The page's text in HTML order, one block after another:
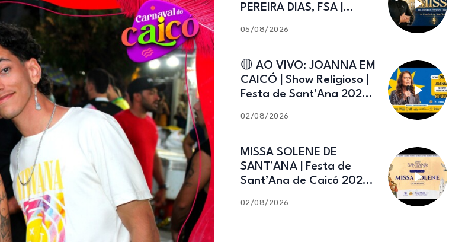
PEREIRA DIAS, FSA |
Caicó-RN
05/08/2026
🔴 AO VIVO: JOANNA EM
CAICÓ | Show Religioso |
Festa de Sant’Ana 2026 |
02/08/2026
MISSA SOLENE DE
SANT’ANA | Festa de
Sant’Ana de Caicó 2026 |
02/08/2026